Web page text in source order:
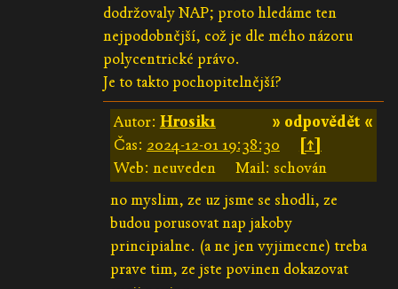
dodržovaly NAP; proto hledáme ten
nejpodobnější, což je dle mého názoru
polycentrické právo.
Je to takto pochopitelnější?
» odpovědět «
Autor: Hrosik1
Čas: 2024-12-01 19:38:30
[↑]
Web: neuveden
Mail: schován
no myslim, ze uz jsme se shodli, ze
budou porusovat nap jakoby
principialne. (a ne jen vyjimecne) treba
prave tim, ze jste povinen dokazovat